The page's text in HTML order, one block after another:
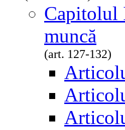
Capitolul
muncă
(art. 127-132)